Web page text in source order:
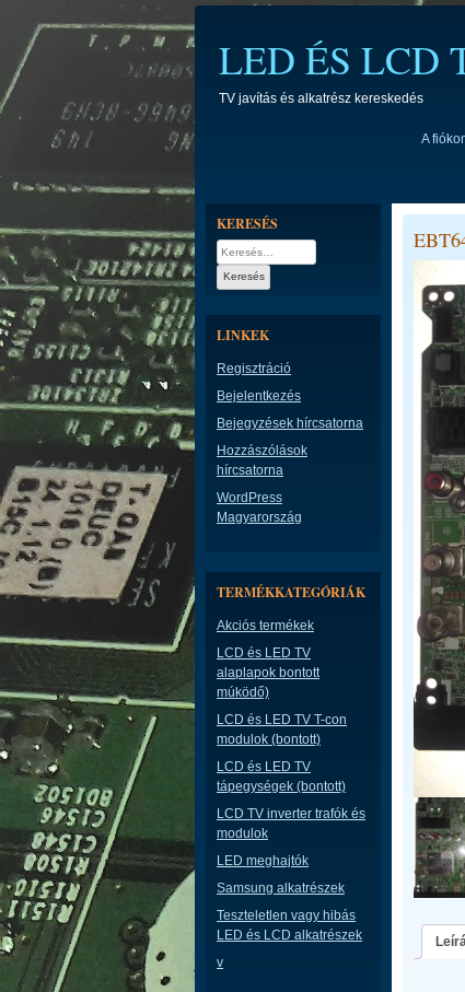
content
LED ÉS LCD
TV javítás és alkatrész kereskedés
A
KERESÉS
Keresés:
LINKEK
Regisztráció
Bejelentkezés
Bejegyzések hírcsatorna
Hozzászólások
hírcsatorna
WordPress
Magyarország
TERMÉKKATEGÓRIÁK
Akciós termékek
LCD és LED TV
alaplapok bontott
múködő)
LCD és LED TV T-con
modulok (bontott)
LCD és LED TV
tápegységek (bontott)
LCD TV inverter trafók és
modulok
LED meghajtók
Samsung alkatrészek
Teszteletlen vagy hibás
LED és LCD alkatrészek
v